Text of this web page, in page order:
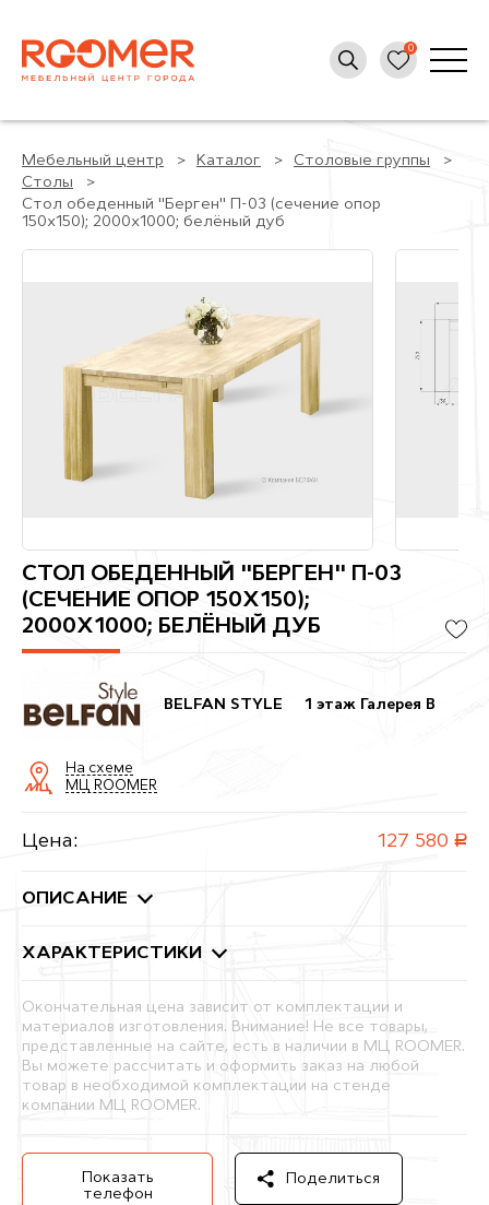
Мебельный центр Каталог
Столовые группы
Столы
Стол обеденный "Берген" П-03 (сечение опор
150х150); 2000x1000; белёный дуб
СТОЛ ОБЕДЕННЫЙ "БЕРГЕН" П-03
(СЕЧЕНИЕ ОПОР 150Х150);
2000X1000; БЕЛЁНЫЙ ДУБ
BELFAN STYLE 1 этаж Галерея B
На схеме
МЦ ROOMER
Цена: 127 580 руб.
ОПИСАНИЕ
ХАРАКТЕРИСТИКИ
Окончательная цена зависит от комплектации и
материалов изготовления. Внимание! Не все товары,
представленные на сайте, есть в наличии в МЦ ROOMER.
Вы можете рассчитать и оформить заказ на любой
товар в необходимой комплектации на стенде
компании МЦ ROOMER.
Показать
телефон
Поделиться